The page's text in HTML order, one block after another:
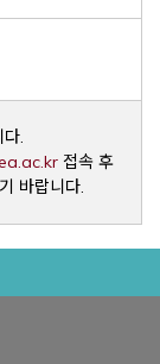
.
Opens a
접속 후
바랍니다.